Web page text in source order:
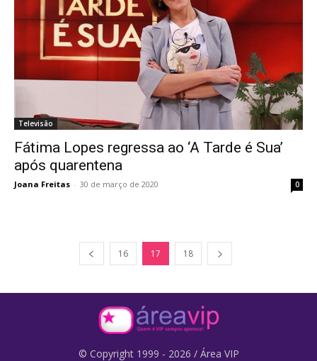
Televisão
Fátima Lopes regressa ao ‘A Tarde é Sua’
após quarentena
Joana Freitas - 30 de março de 2020 0
16 17 18
© Copyright 1999 - 2026 / Área VIP